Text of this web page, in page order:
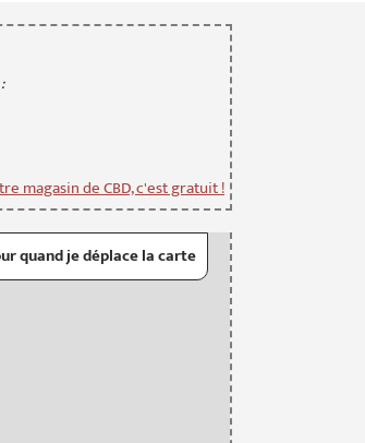
magasin de CBD, c'est gratuit !
quand je déplace la carte